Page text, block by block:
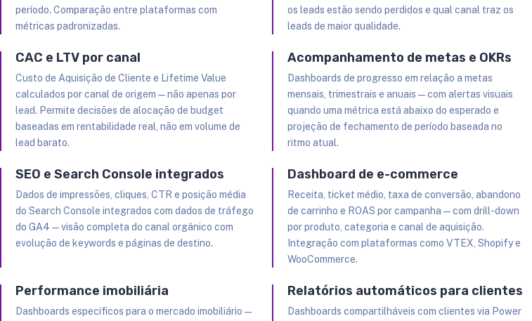
período. Comparação entre plataformas com
métricas padronizadas.
os leads estão sendo perdidos e qual canal traz os
leads de maior qualidade.
CAC e LTV por canal
Custo de Aquisição de Cliente e Lifetime Value
calculados por canal de origem — não apenas por
lead. Permite decisões de alocação de budget
baseadas em rentabilidade real, não em volume de
lead barato.
Acompanhamento de metas e OKRs
Dashboards de progresso em relação a metas
mensais, trimestrais e anuais — com alertas visuais
quando uma métrica está abaixo do esperado e
projeção de fechamento de período baseada no
ritmo atual.
SEO e Search Console integrados
Dados de impressões, cliques, CTR e posição média
do Search Console integrados com dados de tráfego
do GA4 — visão completa do canal orgânico com
evolução de keywords e páginas de destino.
Dashboard de e-commerce
Receita, ticket médio, taxa de conversão, abandono
de carrinho e ROAS por campanha — com drill-down
por produto, categoria e canal de aquisição.
Integração com plataformas como VTEX, Shopify e
WooCommerce.
Performance imobiliária
Dashboards específicos para o mercado imobiliário —
Relatórios automáticos para clientes
Dashboards compartilháveis com clientes via Power